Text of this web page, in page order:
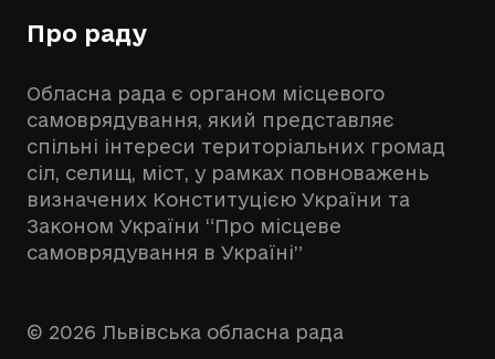
Про раду
Обласна рада є органом місцевого
самоврядування, який представляє
спільні інтереси територіальних громад
сіл, селищ, міст, у рамках повноважень
визначених Конституцією України та
Законом України “Про місцеве
самоврядування в Україні”
© 2026 Львівська обласна рада